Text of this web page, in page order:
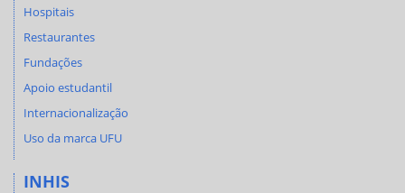
Hospitais
Restaurantes
Fundações
Apoio estudantil
Internacionalização
Uso da marca UFU
INHIS